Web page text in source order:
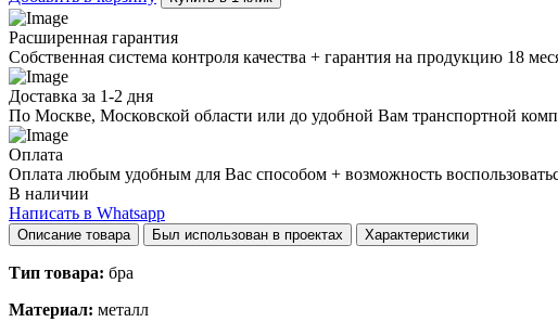
Расширенная гарантия
Собственная система контроля качества + гарантия на продукцию 18
Доставка за 1-2 дня
По Москве, Московской области или до удобной Вам транспортной
Оплата
Оплата любым удобным для Вас способом + возможность
В наличии
Написать в Whatsapp
Описание товара Был использован в проектах Характеристики
Тип товара: бра
Материал: металл